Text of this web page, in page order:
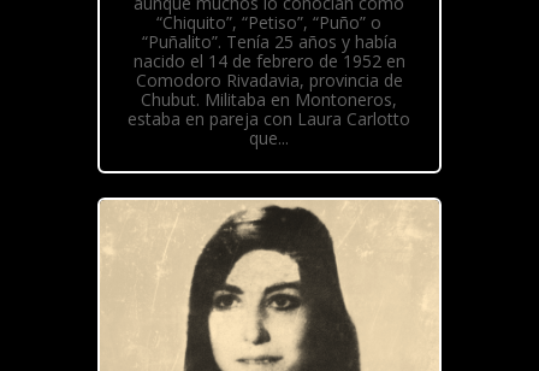
“Chiquito”, “Petiso”, “Puño” o
“Puñalito”. Tenía 25 años y había
nacido el 14 de febrero de 1952 en
Comodoro Rivadavia, provincia de
Chubut. Militaba en Montoneros,
estaba en pareja con Laura Carlotto
que...